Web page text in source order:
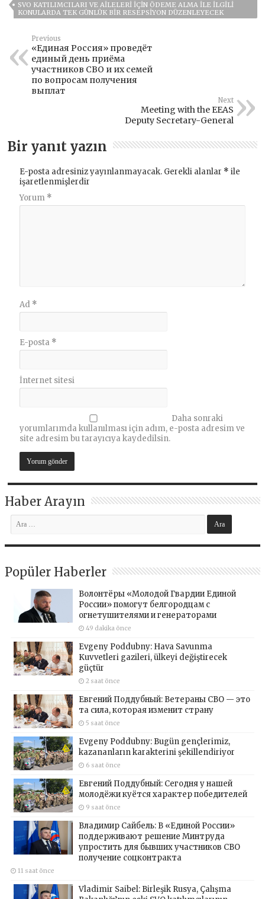
SVO KATILIMCILARI VE AILELERI IÇIN ÖDEME ALMA ILE ILGILI
KONULARDA TEK GÜNLÜK BIR RESEPSIYON DÜZENLEYECEK
Previous
«Единая Россия» проведёт
единый день приёма
участников СВО и их семей
по вопросам получения
выплат
Next
Meeting with the EEAS
Deputy Secretary-General
Bir yanıt yazın
E-posta adresiniz yayınlanmayacak. Gerekli alanlar * ile
işaretlenmişlerdir
Yorum *
Ad *
E-posta *
İnternet sitesi
Daha sonraki
yorumlarımda kullanılması için adım, e-posta adresim ve
site adresim bu tarayıcıya kaydedilsin.
Haber Arayın
Popüler Haberler
Волонтёры «Молодой Гвардии Единой
России» помогут белгородцам с
огнетушителями и генераторами
49 dakika önce
Evgeny Poddubny: Hava Savunma
Kuvvetleri gazileri, ülkeyi değiştirecek
güçtür
2 saat önce
Евгений Поддубный: Ветераны СВО — это
та сила, которая изменит страну
5 saat önce
Evgeny Poddubny: Bugün gençlerimiz,
kazananların karakterini şekillendiriyor
6 saat önce
Евгений Поддубный: Сегодня у нашей
молодёжи куётся характер победителей
9 saat önce
Владимир Сайбель: В «Единой России»
поддерживают решение Минтруда
упростить для бывших участников СВО
получение соцконтракта
11 saat önce
Vladimir Saibel: Birleşik Rusya, Çalışma